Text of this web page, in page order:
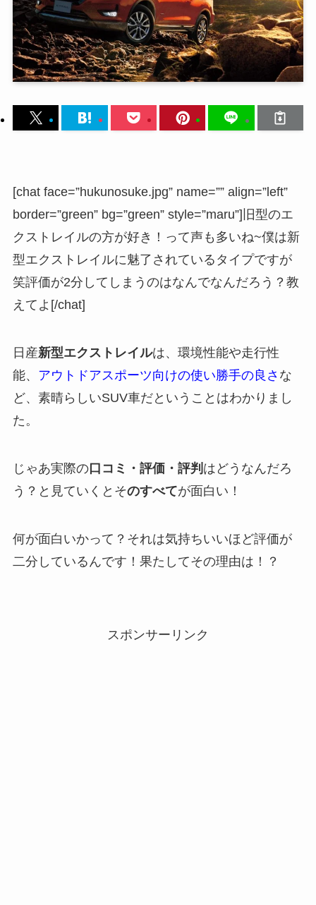
[chat face=”hukunosuke.jpg” name=”” align=”left”
border=”green” bg=”green” style=”maru”]旧型のエ
クストレイルの方が好き！って声も多いね~僕は新
型エクストレイルに魅了されているタイプですが
笑評価が2分してしまうのはなんでなんだろう？教
えてよ[/chat]
日産新型エクストレイルは、環境性能や走行性
能、 アウトドアスポーツ向けの使い勝手の良さ な
ど、素晴らしいSUV車だということはわかりまし
た。
じゃあ実際の口コミ・評価・評判 はどうなんだろ
う？と見ていくとそのすべてが面白い！
何が面白いかって？それは気持ちいいほど評価が
二分しているんです！果たしてその理由は！？
スポンサーリンク